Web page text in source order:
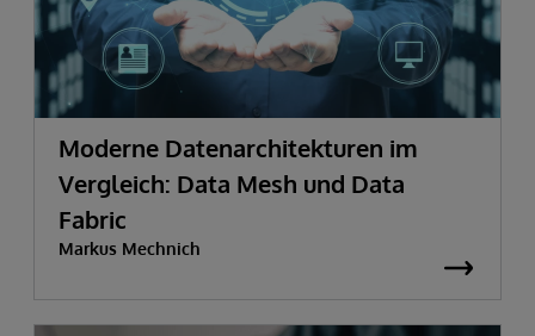
Moderne Datenarchitekturen im
Vergleich: Data Mesh und Data
Fabric
Markus Mechnich